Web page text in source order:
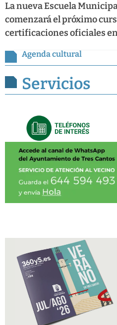
La nueva Escuela
comenzará el próximo
certificaciones oficiales
Agenda cultural
Servicios